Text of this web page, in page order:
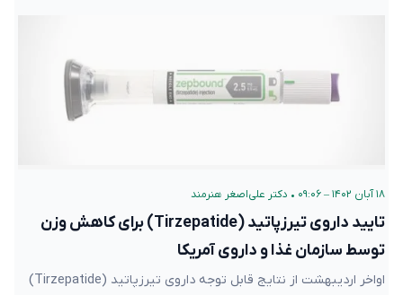
۱۸ آبان ۱۴۰۲ – ۰۹:۰۶ • دکتر علی‌اصغر هنرمند
تایید داروی تیرزپاتید (Tirzepatide) برای کاهش وزن
توسط سازمان غذا و داروی آمریکا
اواخر اردیبهشت از نتایج قابل توجه داروی تیرزپاتید (Tirzepatide)